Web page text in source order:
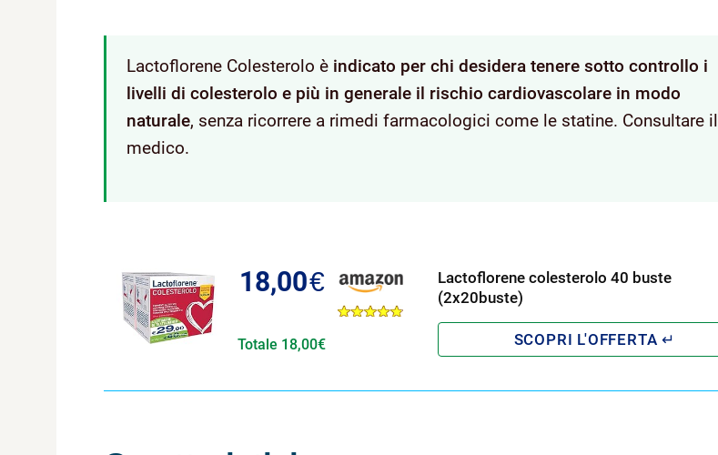
Lactoflorene Colesterolo è indicato per chi desidera tenere sotto controllo i
livelli di colesterolo e più in generale il rischio cardiovascolare in modo
naturale, senza ricorrere a rimedi farmacologici come le statine. Consultare il
medico.
18,00€
Totale 18,00€
Lactoflorene colesterolo 40 buste
(2x20buste)